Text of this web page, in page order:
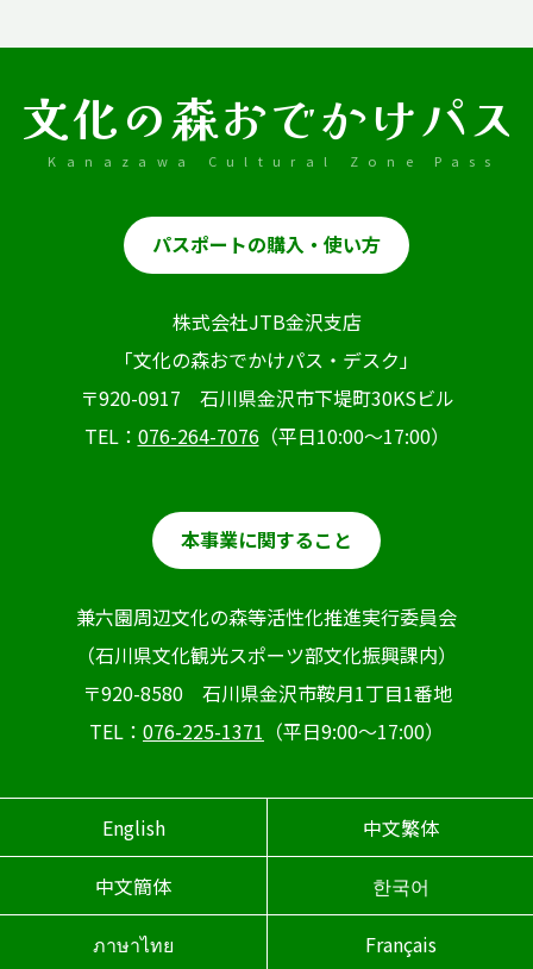
文化の森おでかけパス
Kanazawa Cultural Zone Pass
パスポートの購入・使い方
株式会社JTB金沢支店
「文化の森おでかけパス・デスク」
〒920-0917 石川県金沢市下堤町30KSビル
TEL： 076-264-7076（平日10:00～17:00）
本事業に関すること
兼六園周辺文化の森等活性化推進実行委員会
（石川県文化観光スポーツ部文化振興課内）
〒920-8580 石川県金沢市鞍月1丁目1番地
TEL： 076-225-1371 （平日9:00～17:00）
English 中文繁体
中文簡体 한국어
ภาษาไทย Français